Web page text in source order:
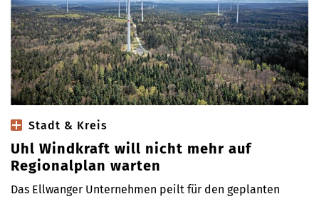
Stadt & Kreis
Uhl Windkraft will nicht mehr auf
Regionalplan warten
Das Ellwanger Unternehmen peilt für den geplanten